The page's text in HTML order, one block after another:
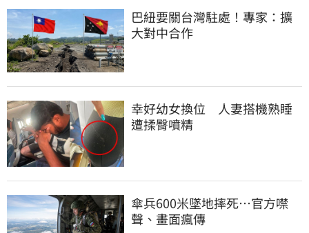
巴紐要關台灣駐處！專家：擴
大對中合作
幸好幼女換位　人妻搭機熟睡
遭揉臀噴精
傘兵600米墜地摔死…官方噤
聲、畫面瘋傳